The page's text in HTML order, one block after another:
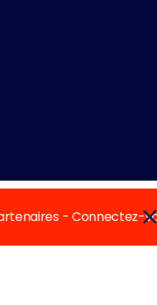
- Connectez-